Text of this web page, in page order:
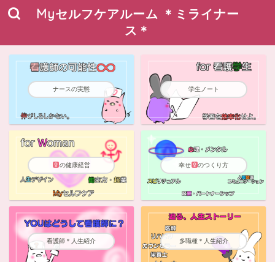
Myセルフケアルーム ＊ミライナー
ス＊
ナースの実態 学生ノート
の健康経営 幸せ のつくり方
看護師＊人生紹介 多職種＊人生紹介